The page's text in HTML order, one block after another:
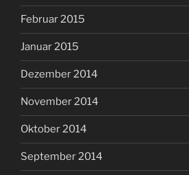
Februar 2015
Januar 2015
Dezember 2014
November 2014
Oktober 2014
September 2014